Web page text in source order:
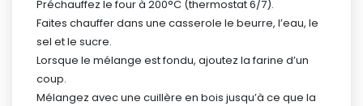
Préchauffez le four à 200°C (thermostat 6/7).
Faites chauffer dans une casserole le beurre, l’eau, le
sel et le sucre.
Lorsque le mélange est fondu, ajoutez la farine d’un
coup.
Mélangez avec une cuillère en bois jusqu’à ce que la